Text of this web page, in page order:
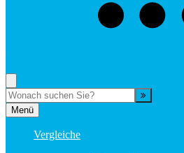
Suche
Menü
Vergleiche